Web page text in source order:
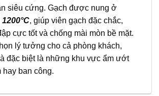
siêu cứng. Gạch được nung ở
1200°C, giúp viên gạch đặc chắc,
cực tốt và chống mài mòn bề mặt.
lý tưởng cho cả phòng khách,
đặc biệt là những khu vực ẩm ướt
hay ban công.